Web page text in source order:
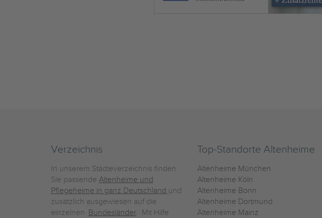
Verzeichnis
In unserem Städteverzeichnis finden
Sie passende Altenheime und
Pflegeheime in ganz Deutschland und
zusätzlich ausgewiesen auf die
einzelnen Bundesländer. Mit Hilfe
Top-Standorte Altenheime
Altenheime München
Altenheime Köln
Altenheime Bonn
Altenheime Dortmund
Altenheime Mainz